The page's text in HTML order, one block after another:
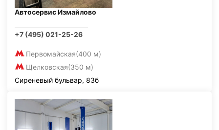
Автосервис Измайлово
+7 (495) 021-25-26
Первомайская(400 м)
Щелковская(350 м)
Сиреневый бульвар, 83б